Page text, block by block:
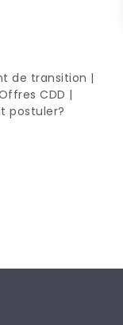
de transition |
CDD |
postuler?